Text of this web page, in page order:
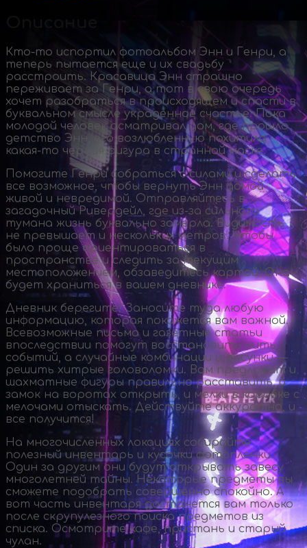
Кто-то испортил фотоальбом Энн и Генри, а
теперь пытается еще и их свадьбу
расстроить. Красавица Энн страшно
переживает за Генри, а тот в свою очередь
хочет разобраться в происходящем и спасти в
буквальном смысле украденное счастье. Пока
молодой человек осматривал дом, где прошло
детство Энн, его возлюбленную похитила
какая-то черная фигура в странной маске.
Помогите Генри собраться с силами и сделать
все возможное, чтобы вернуть Энн домой
живой и невредимой. Отправляйтесь в
загадочный Ривердейл, где из-за сильного
тумана жизнь буквально замерла. Видимость
не превышает и нескольких метров. Чтобы
было проще ориентироваться в
пространстве и следить за текущим
местоположением, обзаведитесь картой. Она
будет храниться в вашем дневнике.
Дневник берегите! Заносите туда любую
информацию, которая покажется вам важной.
Всевозможные письма и газетные статьи
впоследствии помогут восстановить нить
событий, а случайные комбинации и рисунки —
решить хитрые головоломки. Вам предложат и
шахматные фигуры правильно расставить, и
замок на воротах открыть, и мелки в коробке с
мелочами отыскать. Действуйте аккуратно, и
все получится!
На многочисленных локациях собирайте
полезный инвентарь и кусочки фотопленки.
Один за другим они будут открывать завесу
многолетней тайны. Некоторые предметы вы
сможете подобрать совершенно спокойно. А
вот часть инвентаря достанется вам только
после скрупулезного поиска предметов из
списка. Осмотрите кафе, пристань и старый
чулан.